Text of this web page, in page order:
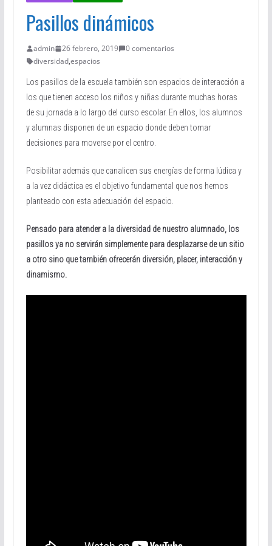
Pasillos dinámicos
admin 26 febrero, 2019
0 comentarios
diversidad,espacios
Los pasillos de la escuela también son espacios de interacción a
los que tienen acceso los niños y niñas durante muchas horas
de su jornada a lo largo del curso escolar. En ellos, los alumnos
y alumnas disponen de un espacio donde deben tomar
decisiones para moverse por el centro.
Posibilitar además que canalicen sus energías de forma lúdica y
a la vez didáctica es el objetivo fundamental que nos hemos
planteado con esta adecuación del espacio.
Pensado para atender a la diversidad de nuestro alumnado, los
pasillos ya no servirán simplemente para desplazarse de un sitio
a otro sino que también ofrecerán diversión, placer, interacción y
dinamismo.